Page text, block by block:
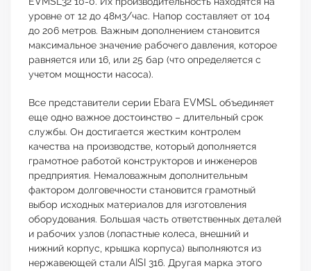
уровне от 12 до 48м3/час. Напор составляет от 104
до 206 метров. Важным дополнением становится
максимальное значение рабочего давления, которое
равняется или 16, или 25 бар (что определяется с
учетом мощности насоса).
Все представители серии Ebara EVMSL объединяет
еще одно важное достоинство – длительный срок
службы. Он достигается жестким контролем
качества на производстве, который дополняется
грамотное работой конструкторов и инженеров
предприятия. Немаловажным дополнительным
фактором долговечности становится грамотный
выбор исходных материалов для изготовления
оборудования. Большая часть ответственных деталей
и рабочих узлов (лопастные колеса, внешний и
нижний корпус, крышка корпуса) выполняются из
нержавеющей стали AISI 316. Другая марка этого